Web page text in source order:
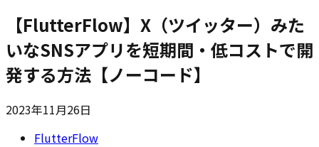
【FlutterFlow】X（ツイッター）みた
いなSNSアプリを短期間・低コストで開
発する方法【ノーコード】
2023年11月26日
FlutterFlow